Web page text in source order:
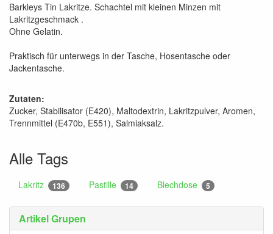
Artikel Grupen
Barkleys Tin Lakritze. Schachtel mit kleinen Minzen mit
Lakritzgeschmack .
Ohne Gelatin.
Praktisch für unterwegs in der Tasche, Hosentasche oder
Jackentasche.
Zutaten:
Zucker, Stabilisator (E420), Maltodextrin, Lakritzpulver, Aromen,
Trennmittel (E470b, E551), Salmiaksalz.
Alle Tags
Lakritz 136 Pastille 14 Blechdose 5